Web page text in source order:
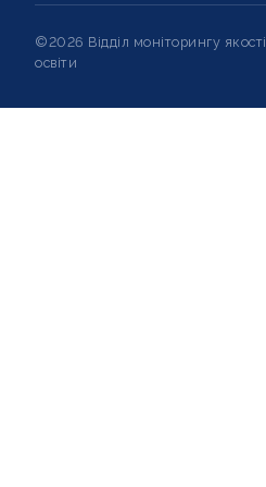
©2026 Відділ моніторингу якості
освіти